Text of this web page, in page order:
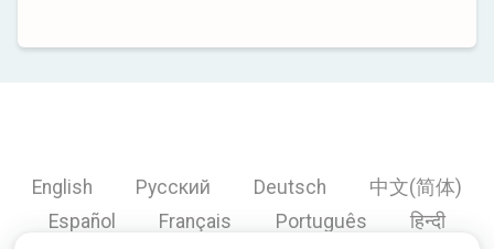
English Русский Deutsch
中文(简体)
Español
Français Português
हिन्दी